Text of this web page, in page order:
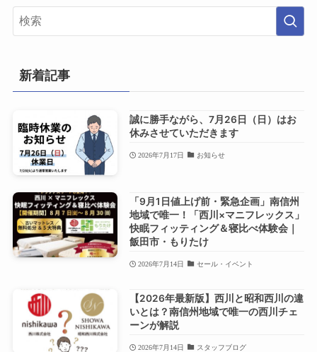
新着記事
誠に勝手ながら、7月26日（日）はお
休みさせていただきます
2026年7月17日 お知らせ
「9月1日値上げ前・緊急企画」南信州
地域で唯一！「西川×マニフレックス」
快眠フィッティング＆寝比べ体験会｜
飯田市・もりたけ
2026年7月14日 セール・イベント
【2026年最新版】西川と昭和西川の違
いとは？南信州地域で唯一の西川チェ
ーンが解説
2026年7月14日 スタッフブログ